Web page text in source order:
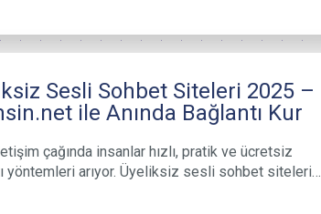
Sesli Sohbet Siteleri 2025 –
ile Anında Bağlantı Kur
çağında insanlar hızlı, pratik ve ücretsiz
yöntemleri arıyor. Üyeliksiz sesli sohbet siteleri…